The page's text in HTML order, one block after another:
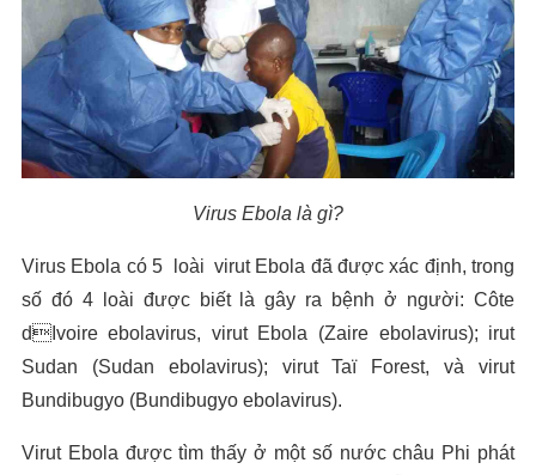
Virus Ebola là gì?
Virus Ebola có 5 loài virut Ebola đã được xác định, trong
số đó 4 loài được biết là gây ra bệnh ở người: Côte
dIvoire ebolavirus, virut Ebola (Zaire ebolavirus); irut
Sudan (Sudan ebolavirus); virut Taï Forest, và virut
Bundibugyo (Bundibugyo ebolavirus).
Virut Ebola được tìm thấy ở một số nước châu Phi phát